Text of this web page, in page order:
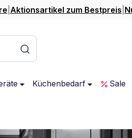
Aktionsartikel zum Bestpreis
Küchenbedarf Sale